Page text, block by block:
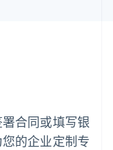
合同或填写银
的企业定制专